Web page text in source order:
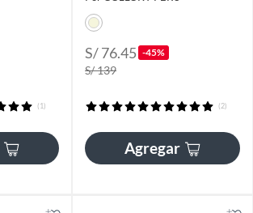
(1)
S/ 76.45 -45%
S/ 139
(2)
Agregar